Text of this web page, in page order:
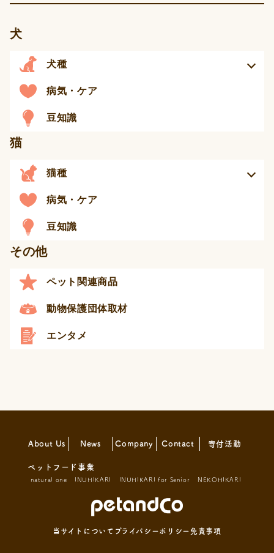
犬
犬種
病気・ケア
豆知識
猫
猫種
病気・ケア
豆知識
その他
ペット関連商品
動物保護団体取材
エンタメ
About Us News Company Contact 寄付活動
ペットフード事業
natural one INUHIKARI INUHIKARI for Senior NEKOHIKARI
当サイトについて プライバシーポリシー 免責事項